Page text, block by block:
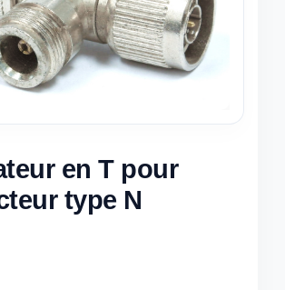
en T pour
type N